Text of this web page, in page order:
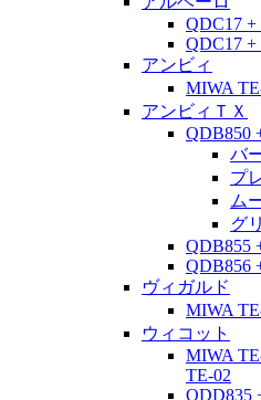
QDC17 +
QDC17 +
アンビィ
MIWA
アンビィＴＸ
QDB850
バ
プ
ム
グ
QDB855
QDB856
ヴィガルド
MIWA
ウィコット
MIWA
TE-02
QDD835